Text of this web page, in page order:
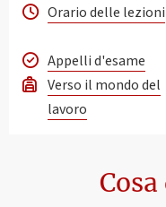
Orario delle lezioni
Appelli d'esame
Verso il mondo del
lavoro